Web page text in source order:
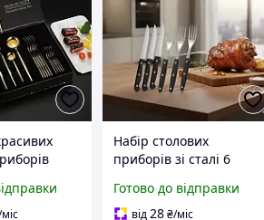
дому
посуд
Набір столових
приборів зі сталі 6
виделок та ложок для
дому та подорожей
Готово до відправки
від28₴/міс